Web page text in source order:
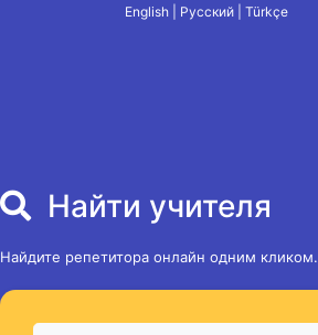
English | Русский | Türkçe
Найти учителя
Найдите репетитора онлайн одним кликом.